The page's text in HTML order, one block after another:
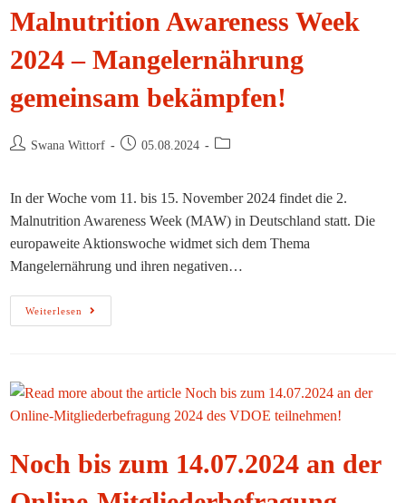
Malnutrition Awareness Week
2024 – Mangelernährung
gemeinsam bekämpfen!
Beitrags-
Swana Wittorf
Beitrag05.08.2024
Beitrags-
In der Woche vom 11. bis 15. November 2024 findet die 2.
Malnutrition Awareness Week (MAW) in Deutschland statt. Die
europaweite Aktionswoche widmet sich dem Thema
Mangelernährung und ihren negativen…
Weiterlesen
Malnutrition
Awareness
Gemeinsam
Bekämpfen!
Noch bis zum 14.07.2024 an der